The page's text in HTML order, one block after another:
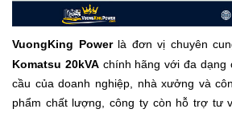
VuongKing Powerlà đơn vị chuyên
Komatsu 20kVAchính hãng với đa dạng
cầu của doanh nghiệp, nhà xưởng và
phẩm chất lượng, công ty còn hỗ trợ tư